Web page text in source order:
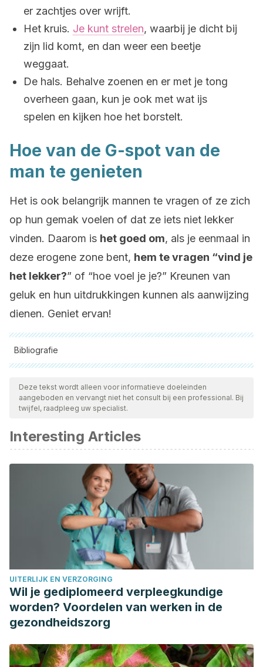
er zachtjes over wrijft.
Het kruis. Je kunt strelen, waarbij je dicht bij
zijn lid komt, en dan weer een beetje
weggaat.
De hals. Behalve zoenen en er met je tong
overheen gaan, kun je ook met wat ijs
spelen en kijken hoe het borstelt.
Hoe van de G-spot van de
man te genieten
Het is ook belangrijk mannen te vragen of ze zich
op hun gemak voelen of dat ze iets niet lekker
vinden. Daarom is het goed om, als je eenmaal in
deze erogene zone bent, hem te vragen “vind je
het lekker?” of “hoe voel je je?” Kreunen van
geluk en hun uitdrukkingen kunnen als aanwijzing
dienen. Geniet ervan!
Bibliografie
Alle aangehaalde bronnen zijn grondig gecontroleerd door
ons team om hun kwaliteit, betrouwbaarheid, actualiteit en
geldigheid te waarborgen. De bibliografie van dit artikel werd
Alwaal, A., Breyer, B., & Lue, T. (2015). Normal male sexual
function: emphasis on orgasm and ejaculation.Fertility and
104(5), 1051–1060.
https://pmc.ncbi.nlm.nih.gov/articles/PMC4896089/
Levin, R. (2018). Prostate-induced orgasms: A concise
review illustrated with a highly relevant case study.
Anatomy (New York, N.Y.), 31
(1), 81–85.
https://onlinelibrary.wiley.com/doi/full/10.1002/ca.23006
Ohnemus, A. (2023). Stereotypical Biological Male Anal
Orgasm Postulate Stereotypical Biological Male Anal
Orgasm Postulate.
https://www.researchgate.net/publication/
finding and stimulating it.Healthline.Consultado el 25 de
Deze tekst wordt alleen voor informatieve doeleinden
aangeboden en vervangt niet het consult bij een professional. Bij
twijfel, raadpleeg uw specialist.
Interesting Articles
UITERLIJK EN VERZORGING
Wil je gediplomeerd verpleegkundige
worden? Voordelen van werken in de
gezondheidszorg